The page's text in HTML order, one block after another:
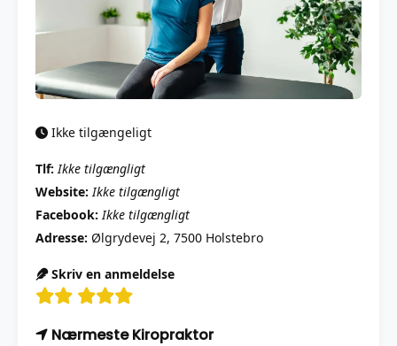
Ikke tilgængeligt
Tlf: Ikke tilgængligt
Website: Ikke tilgængligt
Facebook: Ikke tilgængligt
Adresse: Ølgrydevej 2, 7500 Holstebro
Skriv en anmeldelse
Nærmeste Kiropraktor